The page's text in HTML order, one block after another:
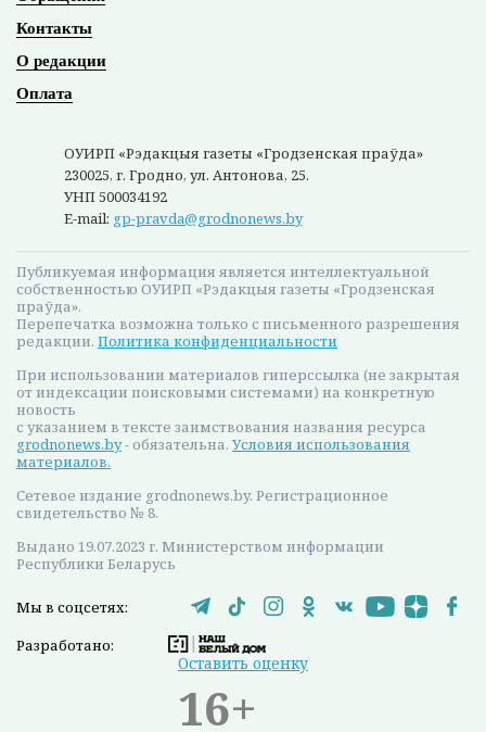
Контакты
О редакции
Оплата
ОУИРП «Рэдакцыя газеты «Гродзенская праўда»
230025, г. Гродно, ул. Антонова, 25.
УНП 500034192
E-mail: gp-pravda@grodnonews.by
Публикуемая информация является интеллектуальной
собственностью ОУИРП «Рэдакцыя газеты «Гродзенская
праўда».
Перепечатка возможна только с письменного разрешения
редакции. Политика конфиденциальности
При использовании материалов гиперссылка (не закрытая
от индексации поисковыми системами) на конкретную
новость
с указанием в тексте заимствования названия ресурса
grodnonews.by- обязательна. Условия использования
материалов.
Сетевое издание grodnonews.by. Регистрационное
свидетельство № 8.
Выдано 19.07.2023 г. Министерством информации
Республики Беларусь
Мы в соцсетях:
Разработано:
Оставить оценку
16+